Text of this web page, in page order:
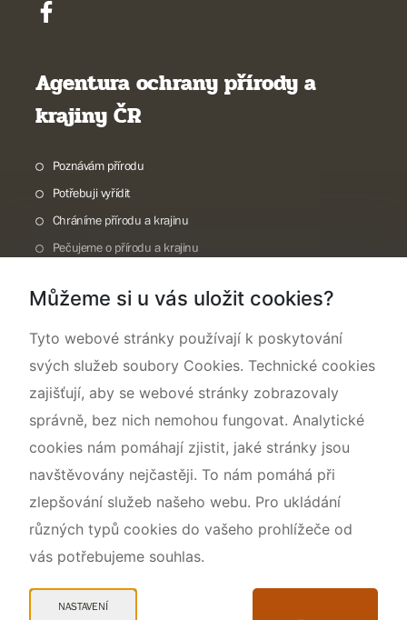
Agentura ochrany přírody a
krajiny ČR
Poznávám přírodu
Potřebuji vyřídit
Chráníme přírodu a krajinu
Pečujeme o přírodu a krajinu
O nás
Můžeme si u vás uložit cookies?
Tyto webové stránky používají k poskytování
svých služeb soubory Cookies. Technické cookies
zajišťují, aby se webové stránky zobrazovaly
správně, bez nich nemohou fungovat. Analytické
cookies nám pomáhají zjistit, jaké stránky jsou
navštěvovány nejčastěji. To nám pomáhá při
zlepšování služeb našeho webu. Pro ukládání
různých typů cookies do vašeho prohlížeče od
vás potřebujeme souhlas.
NASTAVENÍ